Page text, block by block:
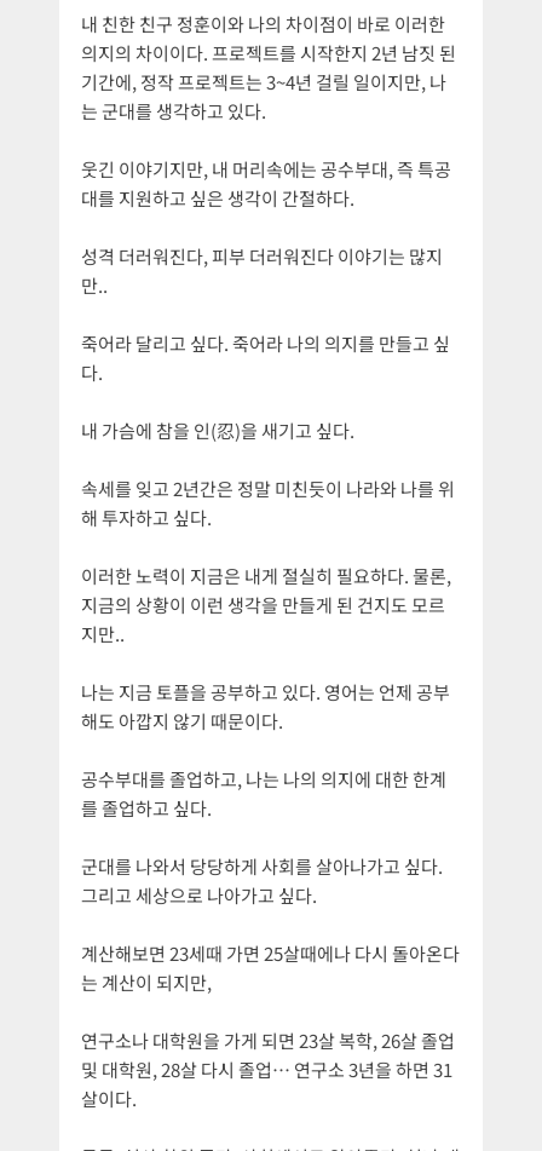
내 친한 친구 정훈이와 나의 차이점이 바로 이러한
의지의 차이이다. 프로젝트를 시작한지 2년 남짓 된
기간에, 정작 프로젝트는 3~4년 걸릴 일이지만, 나
는 군대를 생각하고 있다.
웃긴 이야기지만, 내 머리속에는 공수부대, 즉 특공
대를 지원하고 싶은 생각이 간절하다.
성격 더러워진다, 피부 더러워진다 이야기는 많지
만..
죽어라 달리고 싶다. 죽어라 나의 의지를 만들고 싶
다.
내 가슴에 참을 인(忍)을 새기고 싶다.
속세를 잊고 2년간은 정말 미친듯이 나라와 나를 위
해 투자하고 싶다.
이러한 노력이 지금은 내게 절실히 필요하다. 물론,
지금의 상황이 이런 생각을 만들게 된 건지도 모르
지만..
나는 지금 토플을 공부하고 있다. 영어는 언제 공부
해도 아깝지 않기 때문이다.
공수부대를 졸업하고, 나는 나의 의지에 대한 한계
를 졸업하고 싶다.
군대를 나와서 당당하게 사회를 살아나가고 싶다.
그리고 세상으로 나아가고 싶다.
계산해보면 23세때 가면 25살때에나 다시 돌아온다
는 계산이 되지만,
연구소나 대학원을 가게 되면 23살 복학, 26살 졸업
및 대학원, 28살 다시 졸업… 연구소 3년을 하면 31
살이다.